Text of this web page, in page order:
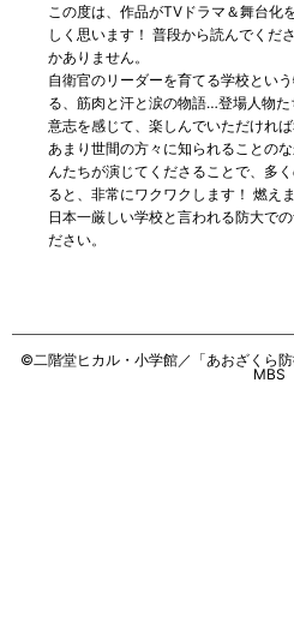
この度は、作品がTVドラマ＆舞台化
しく思います！ 普段から読んでくだ
かありません。
自衛官のリーダーを育てる学校とい
る、筋肉と汗と涙の物語…登場人物
意志を感じて、楽しんでいただければ
あまり世間の方々に知られることの
んたちが演じてくださることで、多
ると、非常にワクワクします！ 燃え
日本一厳しい学校と言われる防大で
ださい。
©二階堂ヒカル・小学館／「あおざくら
MBS